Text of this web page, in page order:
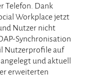
Telefon. Dank
Workplace jetzt
Nutzer nicht
Synchronisation
Nutzerprofile auf
und aktuell
erweiterten